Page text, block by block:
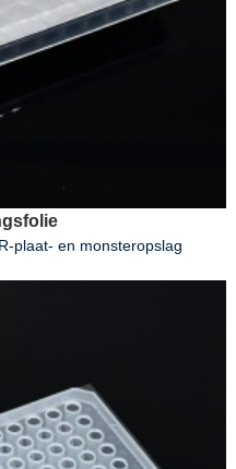
plaat- en monsteropslag